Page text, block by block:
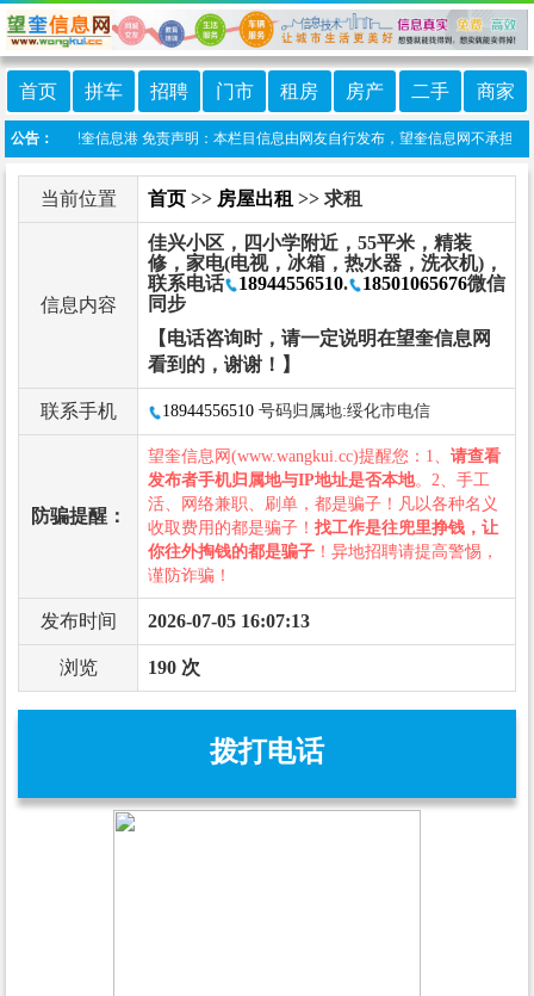
首页 拼车 招聘 门市 租房 房产 二手 商家
公告：
小程序:望奎信息港 免责声明：本栏目信息由网友自行发布，望奎信息网不承担任
当前位置 首页 >> 房屋出租 >> 求租
信息内容
佳兴小区，四小学附近，55平米，精装
修，家电(电视，冰箱，热水器，洗衣机)，
联系电话
18944556510. 18501065676微信
同步
【电话咨询时，请一定说明在望奎信息网
看到的，谢谢！】
联系手机 18944556510 号码归属地:绥化市电信
防骗提醒：
望奎信息网(www.wangkui.cc)提醒您：1、 请查看
发布者手机归属地与IP地址是否本地。2、手工
活、网络兼职、刷单，都是骗子！凡以各种名义
收取费用的都是骗子！ 找工作是往兜里挣钱，让
你往外掏钱的都是骗子 ！异地招聘请提高警惕，
谨防诈骗！
发布时间 2026-07-05 16:07:13
浏览 190 次
拨打电话